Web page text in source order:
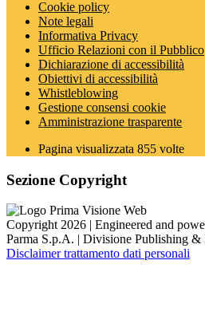
Cookie policy
Note legali
Informativa Privacy
Ufficio Relazioni con il Pubblico
Dichiarazione di accessibilità
Obiettivi di accessibilità
Whistleblowing
Gestione consensi cookie
Amministrazione trasparente
Pagina visualizzata 855 volte
Sezione Copyright
Copyright 2026 | Engineered and
Parma S.p.A. | Divisione Publishing
Disclaimer trattamento dati personali